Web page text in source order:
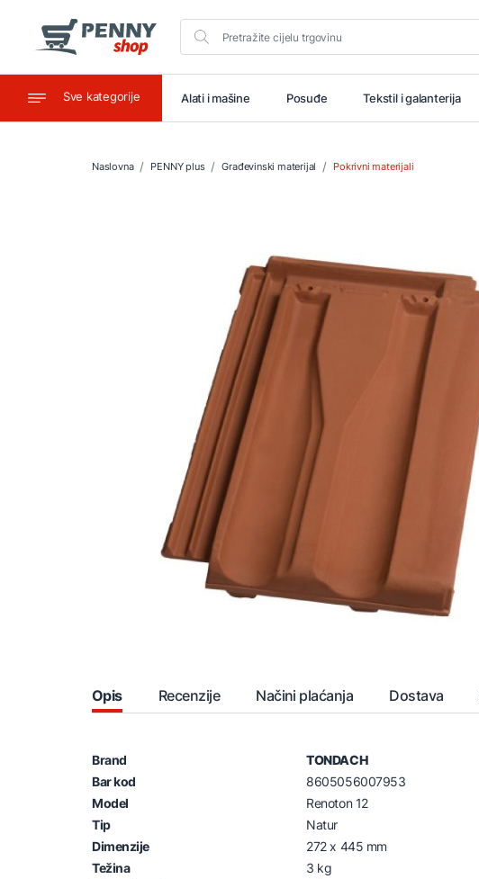
Sve kategorije
Ugostiteljstvo Alati i mašine Posuđe Tekstil i galanterija
Naslovna PENNY plus Građevinski materijal Pokrivni materijali
Opis Recenzije Načini plaćanja Dostava
Brand
TONDACH
Bar kod
8605056007953
Model
Renoton 12
Tip
Natur
Dimenzije
272 x 445 mm
Težina
3 kg